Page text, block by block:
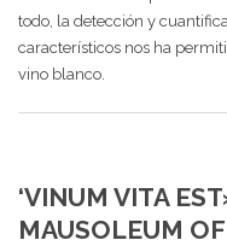
todo, la detección y
característicos nos ha
vino blanco.
‘VINUM VITA
MAUSOLEUM